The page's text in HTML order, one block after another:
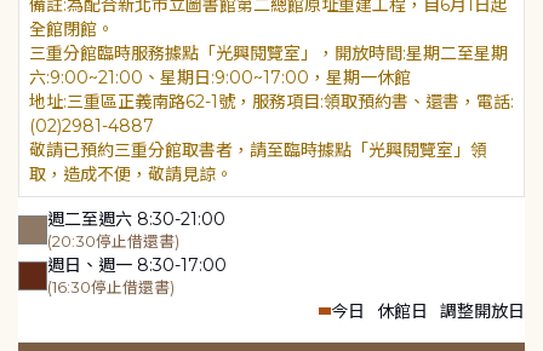
為配合新北市立圖書館第二總館原址重建工程，自6月1日起
全館閉館。
三重分館臨時服務據點「光興閱覽室」，開放時間:星期二至星期
六:9:00~21:00、星期日:9:00~17:00，星期一休館
地址:三重區正義南路62-1號，服務項目:領取預約書、還書，電話:
(02)2981-4887
敬請已預約三重分館取書者，請至臨時據點「光興閱覽室」領
取，造成不便，敬請見諒。
週二至週六 8:30-21:00
(20:30停止借還書)
週日、週一 8:30-17:00
(16:30停止借還書)
今日 休館日 調整開放日